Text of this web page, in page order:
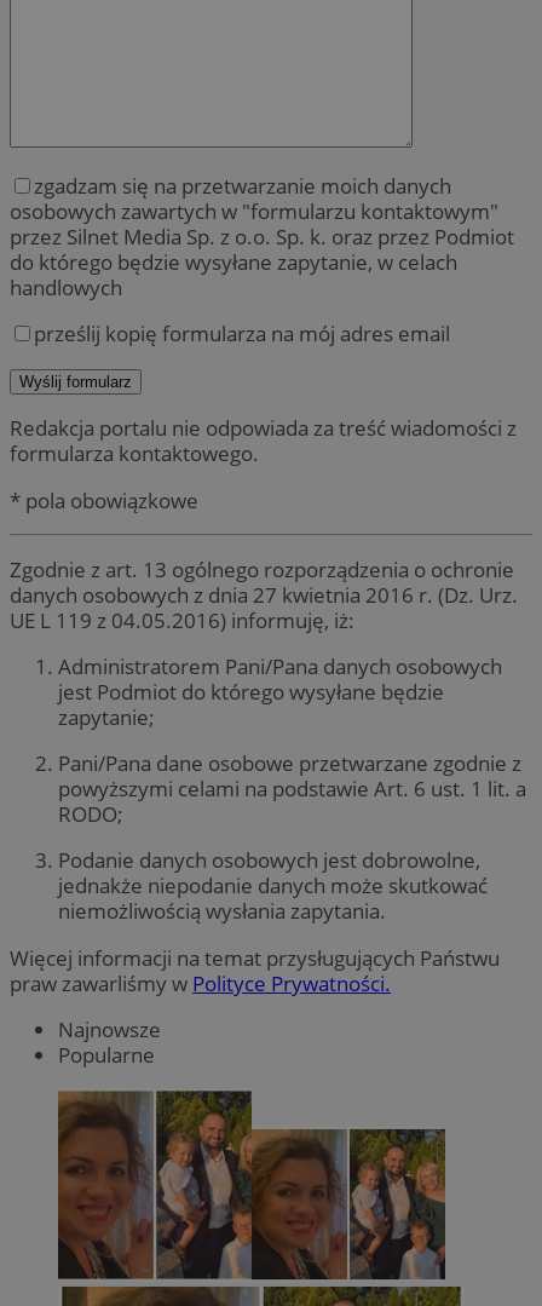
zgadzam się na przetwarzanie moich danych
osobowych zawartych w "formularzu kontaktowym"
przez Silnet Media Sp. z o.o. Sp. k. oraz przez Podmiot
do którego będzie wysyłane zapytanie, w celach
handlowych
prześlij kopię formularza na mój adres email
Redakcja portalu nie odpowiada za treść wiadomości z
formularza kontaktowego.
* pola obowiązkowe
Zgodnie z art. 13 ogólnego rozporządzenia o ochronie
danych osobowych z dnia 27 kwietnia 2016 r. (Dz. Urz.
UE L 119 z 04.05.2016) informuję, iż:
Administratorem Pani/Pana danych osobowych
jest Podmiot do którego wysyłane będzie
zapytanie;
Pani/Pana dane osobowe przetwarzane zgodnie z
powyższymi celami na podstawie Art. 6 ust. 1 lit. a
RODO;
Podanie danych osobowych jest dobrowolne,
jednakże niepodanie danych może skutkować
niemożliwością wysłania zapytania.
Więcej informacji na temat przysługujących Państwu
praw zawarliśmy w Polityce Prywatności.
Najnowsze
Popularne